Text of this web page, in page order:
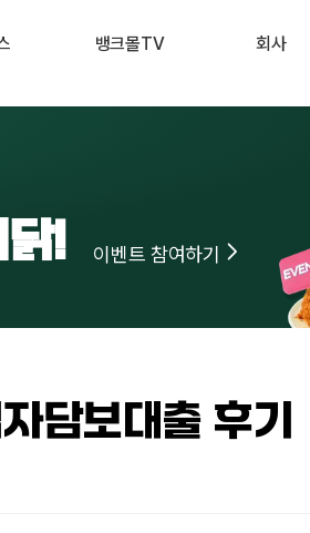
뱅크몰TV 회사
조회 최신 회사 소개
! 이벤트 참여하기
담보대출 후기